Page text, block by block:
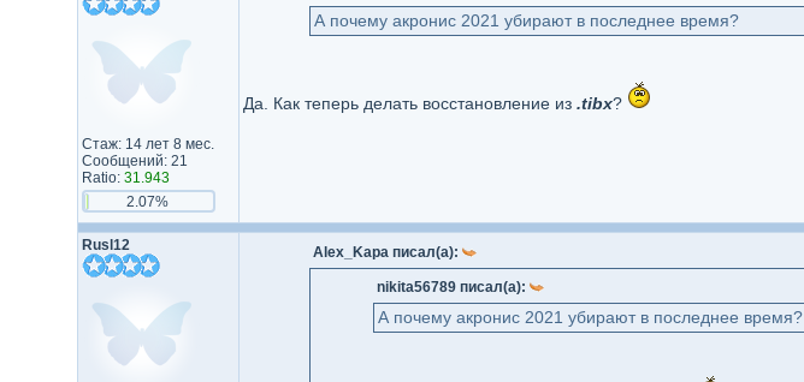
Стаж: 14 лет 8 мес.
Сообщений: 21
Ratio: 31.943
2.07%
А почему акронис 2021 убирают в последнее время?
Да. Как теперь делать восстановление из .tibx?
Rusl12 Alex_Kapa писал(а):
nikita56789 писал(а):
А почему акронис 2021 убирают в последнее время?